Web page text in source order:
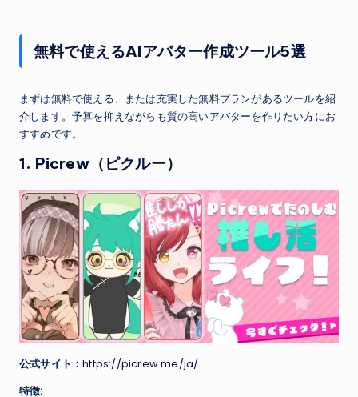
無料で使えるAIアバター作成ツール5選
まずは無料で使える、または充実した無料プランがあるツールを紹
介します。予算を抑えながらも質の高いアバターを作りたい方にお
すすめです。
1. Picrew（ピクルー）
公式サイト：https://picrew.me/ja/
特徴: